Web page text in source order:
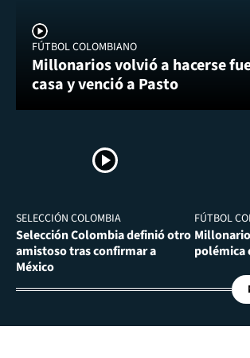
FÚTBOL COLOMBIANO
Millonarios volvió a hacerse
casa y venció a Pasto
SELECCIÓN COLOMBIA
Selección Colombia definió otro
amistoso tras confirmar a
México
FÚTBOL
polémica